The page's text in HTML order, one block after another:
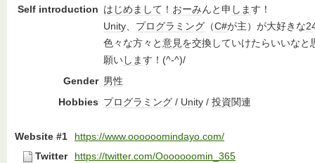
Self introduction はじめまして ！ おーみんと申 します！
Unity、 プログラミング （C#が主）が大好きな
色々な方々と意見を交換していけたらいいなと
願いします！(^-^)/
Gender 男性
Hobbies プログラミング / Unity / 投資関連
Website #1
https://www.oooooomindayo.com/
Twitter
https://twitter.com/Ooooooomin_365